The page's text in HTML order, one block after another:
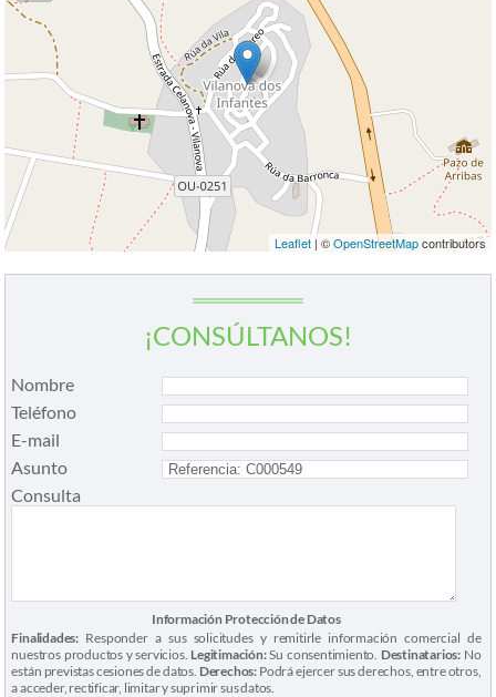
¡CONSÚLTANOS!
Nombre
Teléfono
E-mail
Asunto
Consulta
Información Protección de Datos
Finalidades: Responder a sus solicitudes y remitirle información comercial de
nuestros productos y servicios. Legitimación:Su consentimiento. Destinatarios:No
están previstas cesiones de datos. Derechos: Podrá ejercer sus derechos, entre otros,
a acceder, rectificar, limitar y suprimir sus datos.
Leaflet| ©OpenStreetMapcontributors